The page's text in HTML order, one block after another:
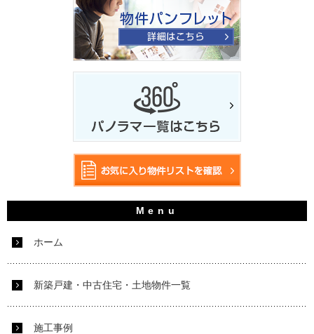
ホーム
新築戸建・中古住宅・土地物件一覧
施工事例